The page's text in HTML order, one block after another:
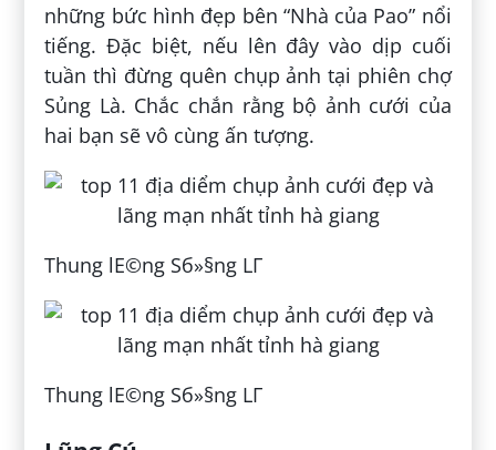
những bức hình đẹp bên “Nhà của Pao” nổi
tiếng. Đặc biệt, nếu lên đây vào dịp cuối
tuần thì đừng quên chụp ảnh tại phiên chợ
Sủng Là. Chắc chắn rằng bộ ảnh cưới của
hai bạn sẽ vô cùng ấn tượng.
Thung lЕ©ng Sб»§ng LГ
Thung lЕ©ng Sб»§ng LГ